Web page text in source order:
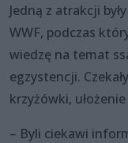
Jedną z atrakcji
WWF, podczas
wiedzę na temat
egzystencji.
krzyżówki,
– Byli ciekawi